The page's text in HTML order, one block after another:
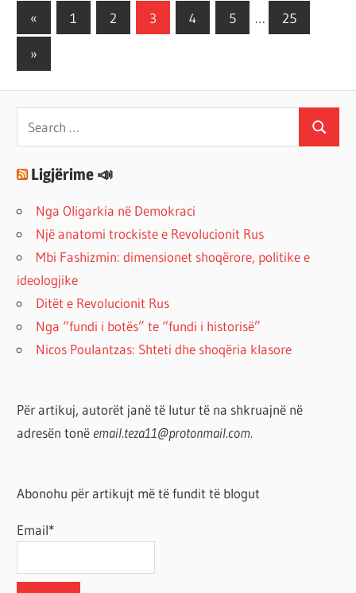
Posts
pagination
« Previous
Posts
1 2 3 4 5 … 25
Next
Posts
»
Search
for:
Search
Ligjërime 📣
Nga Oligarkia në Demokraci
Një anatomi trockiste e Revolucionit Rus
Mbi Fashizmin: dimensionet shoqërore, politike e
ideologjike
Ditët e Revolucionit Rus
Nga “fundi i botës” te “fundi i historisë”
Nicos Poulantzas: Shteti dhe shoqëria klasore
Për artikuj, autorët janë të lutur të na shkruajnë në
adresën tonë email.teza11@protonmail.com.
Abonohu për artikujt më të fundit të blogut
Email*